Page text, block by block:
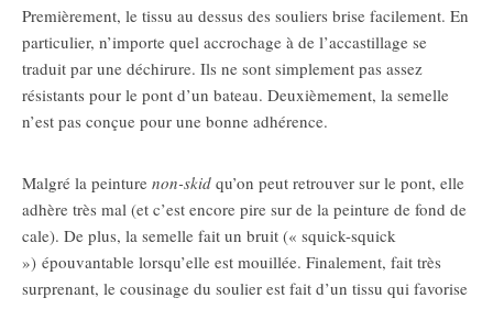
Premièrement, le tissu au dessus des souliers brise facilement. En
particulier, n’importe quel accrochage à de l’accastillage se
traduit par une déchirure. Ils ne sont simplement pas assez
résistants pour le pont d’un bateau. Deuxièmement, la semelle
n’est pas conçue pour une bonne adhérence.
Malgré la peinture non-skid qu’on peut retrouver sur le pont, elle
adhère très mal (et c’est encore pire sur de la peinture de fond de
cale). De plus, la semelle fait un bruit (« squick-squick
») épouvantable lorsqu’elle est mouillée. Finalement, fait très
surprenant, le cousinage du soulier est fait d’un tissu qui favorise